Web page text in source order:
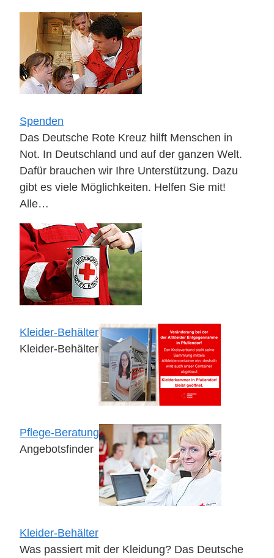
Spenden
Das Deutsche Rote Kreuz hilft Menschen in
Not. In Deutschland und auf der ganzen Welt.
Dafür brauchen wir Ihre Unterstützung. Dazu
gibt es viele Möglichkeiten. Helfen Sie mit!
Alle…
Kleider-Behälter
Kleider-Behälter
Pflege-Beratung
Angebotsfinder
Kleider-Behälter
Was passiert mit der Kleidung? Das Deutsche